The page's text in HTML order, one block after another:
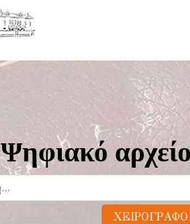
Ψηφιακό